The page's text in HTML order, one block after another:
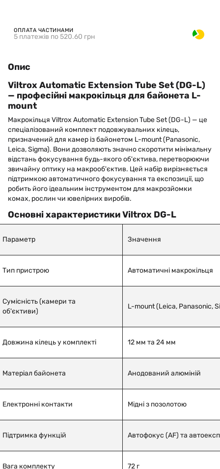
ОПЛАТА ЧАСТИНАМИ
5 платежів по 520.60 грн
Опис
Viltrox Automatic Extension Tube Set (DG-L)
— професійні макрокільця для байонета L-
mount
Макрокільця Viltrox Automatic Extension Tube Set (DG-L) — це
спеціалізований комплект подовжувальних кілець,
призначений для камер із байонетом L-mount (Panasonic,
Leica, Sigma). Вони дозволяють значно скоротити мінімальну
відстань фокусування будь-якого об'єктива, перетворюючи
звичайну оптику на макрооб'єктив. Цей набір вирізняється
підтримкою автоматичного фокусування та експозиції, що
робить його ідеальним інструментом для макрозйомки
комах, рослин чи ювелірних виробів.
Основні характеристики Viltrox DG-L
Параметр Значення
Тип пристрою Автоматичні макрокільця
Сумісність (камери та
об'єктиви)
L-mount (Leica, Panasonic,
Довжина кілець у комплекті 12 мм та 24 мм
Матеріал байонета Анодований алюміній
Електронні контакти Мідні з позолотою
Підтримка функцій Автофокус (AF) та
Вага комплекту 72 г